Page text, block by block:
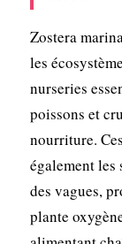
Zostera
les
nurseries
poissons et
nourriture.
également les
des vagues,
plante